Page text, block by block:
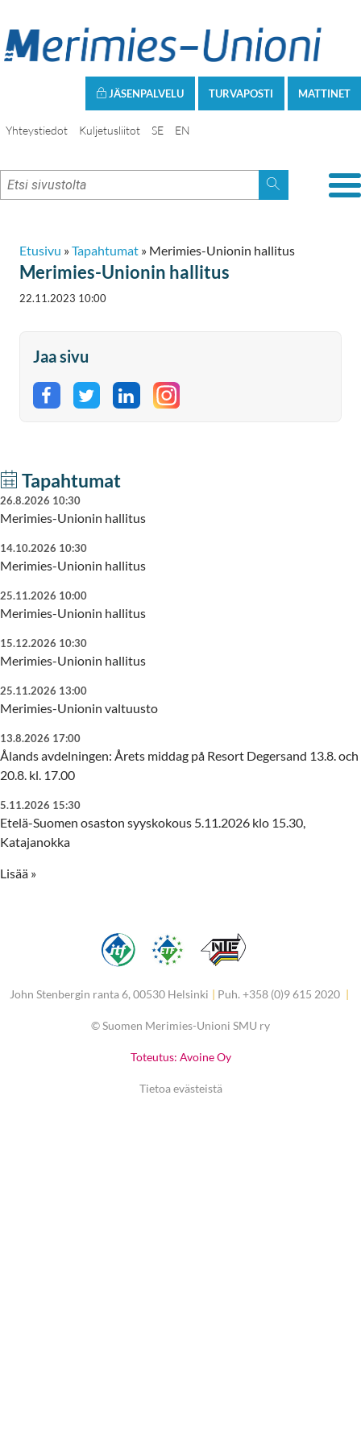
MATTINET
TURVAPOSTI
JÄSENPALVELU
Yhteystiedot Kuljetusliitot SE EN
Etusivu »Tapahtumat » Merimies-Unionin hallitus
Merimies-Unionin hallitus
22.11.2023 10:00
Jaa sivu
Jaa Facebookissa
Jaa Twitterissä
Jaa LinkedInissä
Tapahtumat
26.8.2026 10:30
Merimies-Unionin hallitus
14.10.2026 10:30
Merimies-Unionin hallitus
25.11.2026 10:00
Merimies-Unionin hallitus
15.12.2026 10:30
Merimies-Unionin hallitus
25.11.2026 13:00
Merimies-Unionin valtuusto
13.8.2026 17:00
Ålands avdelningen: Årets middag på Resort Degersand 13.8. och
20.8. kl. 17.00
5.11.2026 15:30
Etelä-Suomen osaston syyskokous 5.11.2026 klo 15.30,
Katajanokka
Lisää »
John Stenbergin ranta 6, 00530 Helsinki | Puh. +358 (0)9 615 2020 |
©Suomen Merimies-Unioni SMU ry
Toteutus: Avoine Oy
Tietoa evästeistä